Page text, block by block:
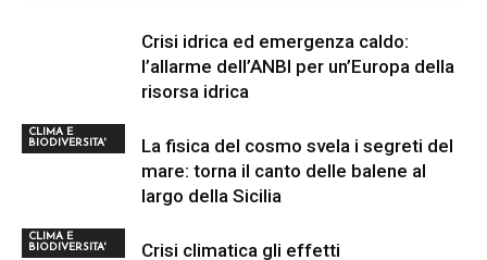
CLIMA E
BIODIVERSITA'
Crisi idrica ed emergenza caldo:
l’allarme dell’ANBI per un’Europa della
risorsa idrica
CLIMA E
BIODIVERSITA'
La fisica del cosmo svela i segreti del
mare: torna il canto delle balene al
largo della Sicilia
Crisi climatica gli effetti